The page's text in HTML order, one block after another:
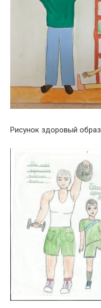
Рисунок здоровый образ